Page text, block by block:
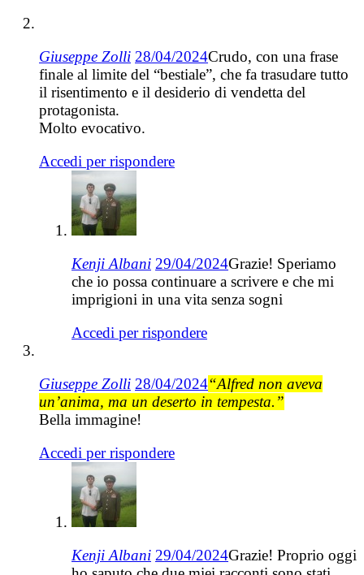
Giuseppe Zolli 28/04/2024Crudo, con una frase
finale al limite del “bestiale”, che fa trasudare tutto
il risentimento e il desiderio di vendetta del
protagonista.
Molto evocativo.
Accedi per rispondere
Kenji Albani 29/04/2024Grazie! Speriamo
che io possa continuare a scrivere e che mi
imprigioni in una vita senza sogni
Accedi per rispondere
Giuseppe Zolli 28/04/2024“Alfred non aveva
un’anima, ma un deserto in tempesta.”
Bella immagine!
Accedi per rispondere
Kenji Albani 29/04/2024Grazie! Proprio oggi